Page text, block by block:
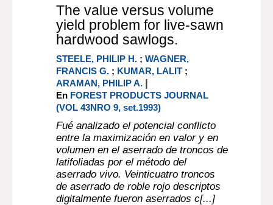
The value versus volume
yield problem for live-sawn
hardwood sawlogs.
STEELE, PHILIP H. ;WAGNER,
FRANCIS G. ; KUMAR, LALIT ;
ARAMAN, PHILIP A. |
En FOREST PRODUCTS JOURNAL
(VOL 43NRO 9, set.1993)
Fué analizado el potencial conflicto
entre la maximización en valor y en
volumen en el aserrado de troncos de
latifoliadas por el método del
aserrado vivo. Veinticuatro troncos
de aserrado de roble rojo descriptos
digitalmente fueron aserrados c[...]